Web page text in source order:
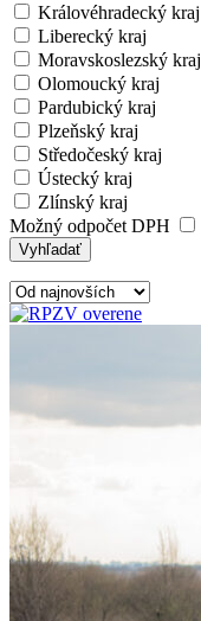
Královéhradecký kraj
Liberecký kraj
Moravskoslezský kraj
Olomoucký kraj
Pardubický kraj
Plzeňský kraj
Středočeský kraj
Ústecký kraj
Zlínský kraj
Možný odpočet DPH
Vyhľadať